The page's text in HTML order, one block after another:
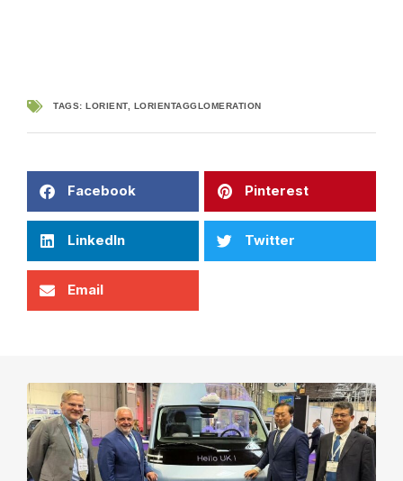
TAGS: LORIENT, LORIENTAGGLOMERATION
Facebook Pinterest
LinkedIn Twitter
Email